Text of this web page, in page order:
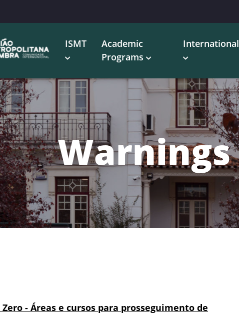
ISMT
Academic
Programs
International
Warnings
Zero - Áreas e cursos para prosseguimento de